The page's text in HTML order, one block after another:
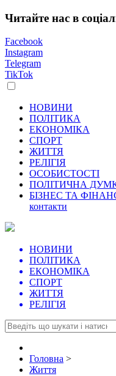
Читайте нас в
Facebook
Instagram
Telegram
TikTok
НОВИНИ
ПОЛІТИКА
ЕКОНОМІКА
СПОРТ
ЖИТТЯ
РЕЛІГІЯ
ОСОБИСТОСТІ
ПОЛІТИЧНА
БІЗНЕС ТА
контакти
НОВИНИ
ПОЛІТИКА
ЕКОНОМІКА
СПОРТ
ЖИТТЯ
РЕЛІГІЯ
Головна >
Життя